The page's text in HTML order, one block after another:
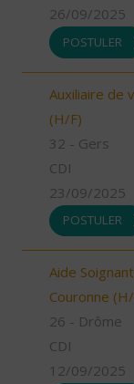
26/09/2025
POSTULER
Auxiliaire de
(H/F)
32 - Gers
CDI
23/09/2025
POSTULER
Aide
Couronne
26 - Drôme
CDI
12/09/2025